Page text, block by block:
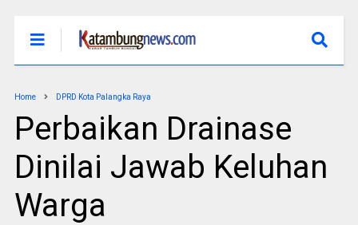
Home DPRD Kota Palangka Raya
Perbaikan Drainase
Dinilai Jawab Keluhan
Warga